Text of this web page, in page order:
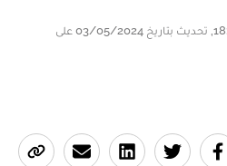
في 03/05/2024 على الساعة 18:00, تحديث بتاريخ 03/05/2024 على